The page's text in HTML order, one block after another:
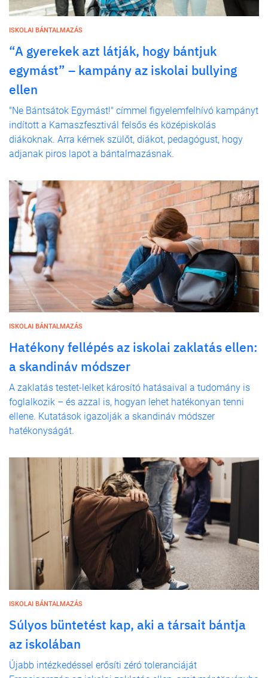
ISKOLAI BÁNTALMAZÁS
“A gyerekek azt látják, hogy bántjuk
egymást” – kampány az iskolai bullying
ellen
"Ne Bántsátok Egymást!" címmel figyelemfelhívó kampányt
indított a Kamaszfesztivál felsős és középiskolás
diákoknak. Arra kérnek szülőt, diákot, pedagógust, hogy
adjanak piros lapot a bántalmazásnak.
ISKOLAI BÁNTALMAZÁS
Hatékony fellépés az iskolai zaklatás ellen:
a skandináv módszer
A zaklatás testet-lelket károsító hatásaival a tudomány is
foglalkozik – és azzal is, hogyan lehet hatékonyan tenni
ellene. Kutatások igazolják a skandináv módszer
hatékonyságát.
ISKOLAI BÁNTALMAZÁS
Súlyos büntetést kap, aki a társait bántja
az iskolában
Újabb intézkedéssel erősíti zéró toleranciáját